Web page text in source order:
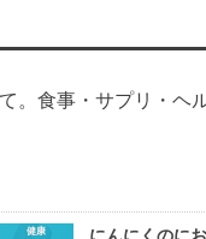
。食事・サプリ・ヘ
健康